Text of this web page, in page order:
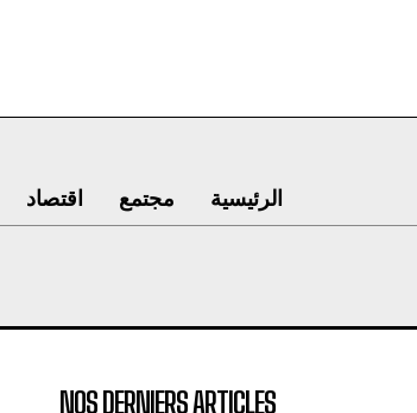
الرئيسية مجتمع اقتصاد
NOS DERNIERS ARTICLES